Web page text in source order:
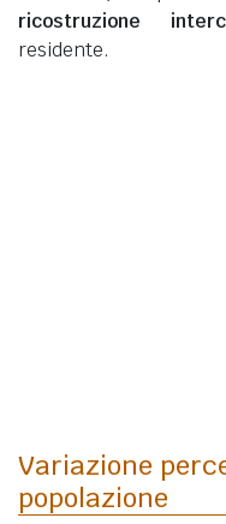
ricostruzione
residente.
Variazione
popolazione